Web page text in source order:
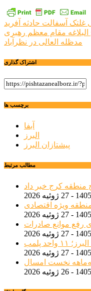
راهبری
نوشته
آسفالت حادثه آفرید
مقام معظم رهبری
مدظله العالی در نظرآباد
اشتراک گذاری
برچسب ها
آبفا
البرز
پیشتازان البرز
مطالب مرتبط
منطقه کرج خبر داد
ویژه اقتصادی
رفع موانع صادرات
برخورد تعزیرات با متخلفان بازار املاک البرز؛ ۱۱ واحد پلمب